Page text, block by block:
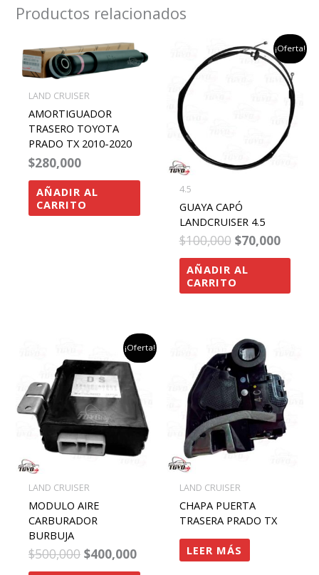
Productos relacionados
LAND CRUISER
AMORTIGUADOR
TRASERO TOYOTA
PRADO TX 2010-2020
$280,000
AÑADIR AL
CARRITO
¡Oferta!
4.5
GUAYA CAPÓ
LANDCRUISER 4.5
$100,000
el
precio
original
$100,000.
$70,000
el
precio
actual
es:
AÑADIR AL
CARRITO
¡Oferta!
LAND CRUISER
MODULO AIRE
CARBURADOR
BURBUJA
$500,000
original
era:
$500,000.
$400,000
el
precio
actual
es:
$400,000.
LAND CRUISER
CHAPA PUERTA
TRASERA PRADO TX
LEER MÁS